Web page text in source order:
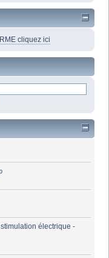
cliquez ici
électrique -